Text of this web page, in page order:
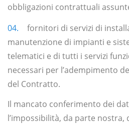
obbligazioni contrattuali
fornitori di servizi di
manutenzione di impianti e
telematici e di tutti i servizi
necessari per l’adempimento
del Contratto.
Il mancato conferimento dei
l’impossibilità, da parte